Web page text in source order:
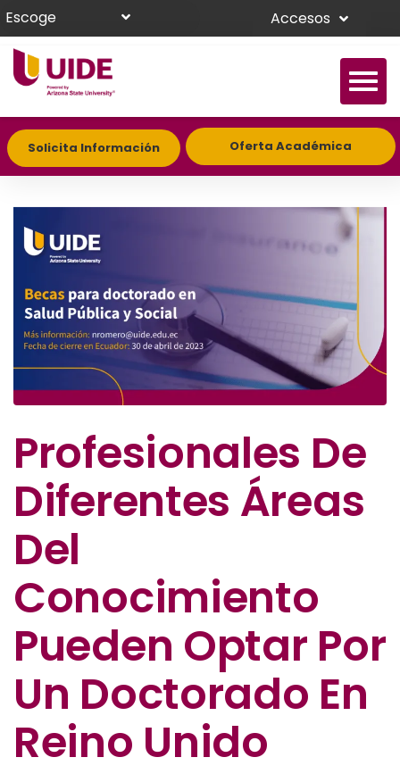
Escoge Accesos
Solicita Información Oferta Académica
Profesionales De
Diferentes Áreas
Del
Conocimiento
Pueden Optar Por
Un Doctorado En
Reino Unido